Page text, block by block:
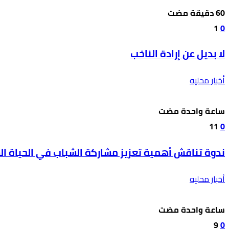
0
1
لا بديل عن إرادة الناخب
أخبار محليه
‫‫‫‏‫ساعة واحدة مضت‬
0
11
ندوة تناقش أهمية تعزيز مشاركة الشباب في الحياة
أخبار محليه
‫‫‫‏‫ساعة واحدة مضت‬
0
9